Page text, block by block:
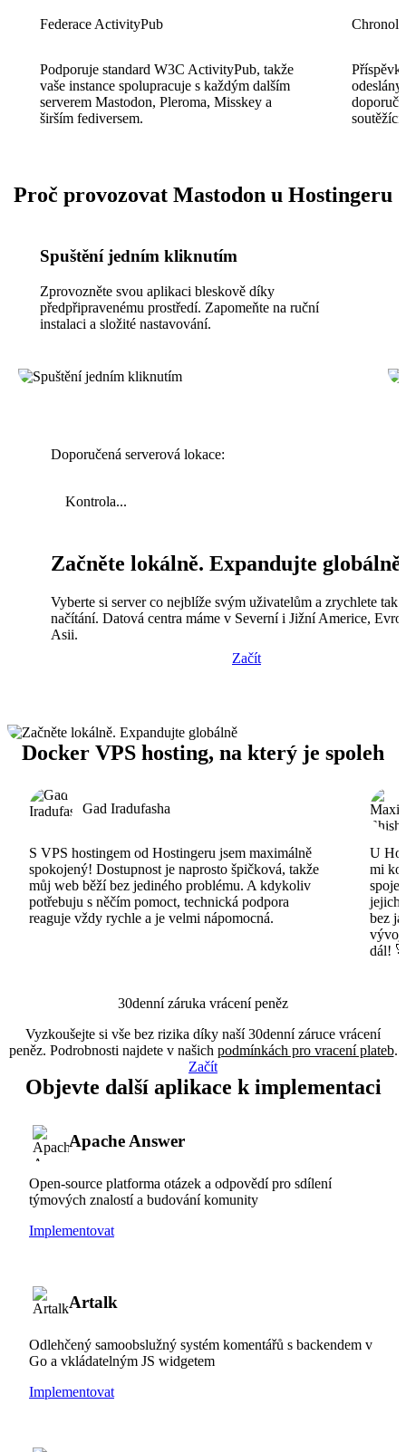
Federace ActivityPub
Podporuje standard W3C ActivityPub, takže
vaše instance spolupracuje s každým dalším
serverem Mastodon, Pleroma, Misskey a
širším fediversem.
soutěžící
Proč provozovat Mastodon u Hostingeru
Spuštění jedním kliknutím
Zprovozněte svou aplikaci bleskově díky
předpřipravenému prostředí. Zapomeňte na ruční
instalaci a složité nastavování.
Doporučená serverová lokace:
Kontrola...
Začněte lokálně. Expandujte globálně
Vyberte si server co nejblíže svým uživatelům a zrychlete tak
načítání. Datová centra máme v Severní i Jižní Americe,
Asii.
Začít
Docker VPS hosting, na který je spoleh
Gad Iradufasha
S VPS hostingem od Hostingeru jsem maximálně
spokojený! Dostupnost je naprosto špičková, takže
můj web běží bez jediného problému. A kdykoliv
potřebuju s něčím pomoct, technická podpora
reaguje vždy rychle a je velmi nápomocná.
U
mi
jejich
bez
dál!
30denní záruka vrácení peněz
Vyzkoušejte si vše bez rizika díky naší 30denní záruce vrácení
peněz. Podrobnosti najdete v našich podmínkách pro vracení plateb.
Začít
Objevte další aplikace k implementaci
Apache Answer
Open-source platforma otázek a odpovědí pro sdílení
týmových znalostí a budování komunity
Implementovat
Artalk
Odlehčený samoobslužný systém komentářů s backendem v
Go a vkládatelným JS widgetem
Implementovat